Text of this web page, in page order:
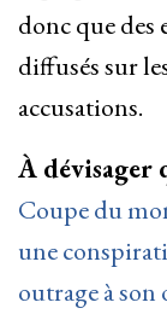
donc que des
diffusés sur
accusations.
À dévisager
Coupe du
une
outrage à